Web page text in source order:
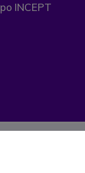
INCEPT